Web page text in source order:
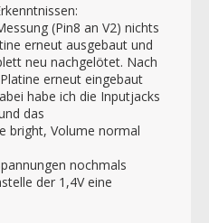
(Pin8 an V2) nichts
erneut ausgebaut und
neu nachgelötet. Nach
erneut eingebaut
habe ich die Inputjacks
das
bright, Volume normal
nochmals
der 1,4V eine